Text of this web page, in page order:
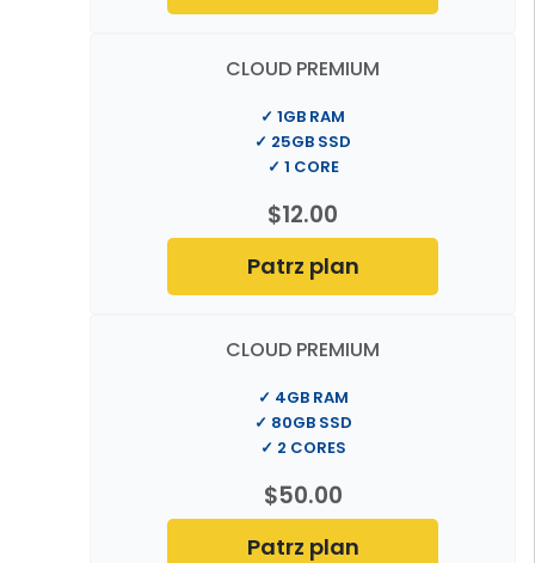
CLOUD PREMIUM
$12.00
✓ 1GB RAM
✓ 25GB SSD
✓ 1 CORE
Patrz plan
CLOUD PREMIUM
$50.00
✓ 4GB RAM
✓ 80GB SSD
✓ 2 CORES
Patrz plan